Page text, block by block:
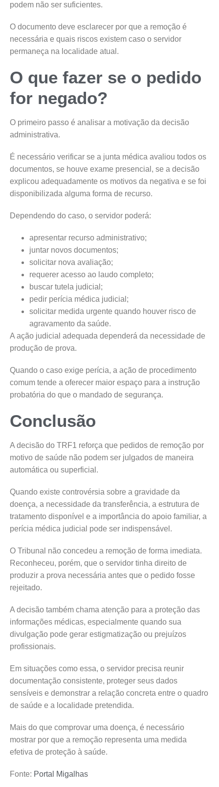
podem não ser suficientes.
O documento deve esclarecer por que a remoção é
necessária e quais riscos existem caso o servidor
permaneça na localidade atual.
O que fazer se o pedido
for negado?
O primeiro passo é analisar a motivação da decisão
administrativa.
É necessário verificar se a junta médica avaliou todos os
documentos, se houve exame presencial, se a decisão
explicou adequadamente os motivos da negativa e se foi
disponibilizada alguma forma de recurso.
Dependendo do caso, o servidor poderá:
apresentar recurso administrativo;
juntar novos documentos;
solicitar nova avaliação;
requerer acesso ao laudo completo;
buscar tutela judicial;
pedir perícia médica judicial;
solicitar medida urgente quando houver risco de
agravamento da saúde.
A ação judicial adequada dependerá da necessidade de
produção de prova.
Quando o caso exige perícia, a ação de procedimento
comum tende a oferecer maior espaço para a instrução
probatória do que o mandado de segurança.
Conclusão
A decisão do TRF1 reforça que pedidos de remoção por
motivo de saúde não podem ser julgados de maneira
automática ou superficial.
Quando existe controvérsia sobre a gravidade da
doença, a necessidade da transferência, a estrutura de
tratamento disponível e a importância do apoio familiar, a
perícia médica judicial pode ser indispensável.
O Tribunal não concedeu a remoção de forma imediata.
Reconheceu, porém, que o servidor tinha direito de
produzir a prova necessária antes que o pedido fosse
rejeitado.
A decisão também chama atenção para a proteção das
informações médicas, especialmente quando sua
divulgação pode gerar estigmatização ou prejuízos
profissionais.
Em situações como essa, o servidor precisa reunir
documentação consistente, proteger seus dados
sensíveis e demonstrar a relação concreta entre o quadro
de saúde e a localidade pretendida.
Mais do que comprovar uma doença, é necessário
mostrar por que a remoção representa uma medida
efetiva de proteção à saúde.
Fonte: Portal Migalhas